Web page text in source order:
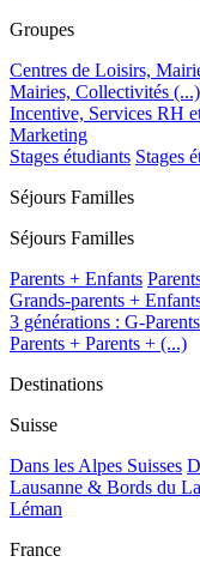
Groupes
Centres de Loisirs,
Mairies, Collectivités (...)
Incentive, Services RH
Marketing
Stages étudiants Stages
Séjours Familles
Séjours Familles
Parents + Enfants
Grands-parents +
3 générations : G-
Parents + Parents + (...)
Destinations
Suisse
Dans les Alpes Suisses
Lausanne & Bords du
Léman
France